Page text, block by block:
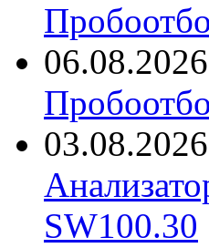
06.08.2026
03.08.2026
SW100.30